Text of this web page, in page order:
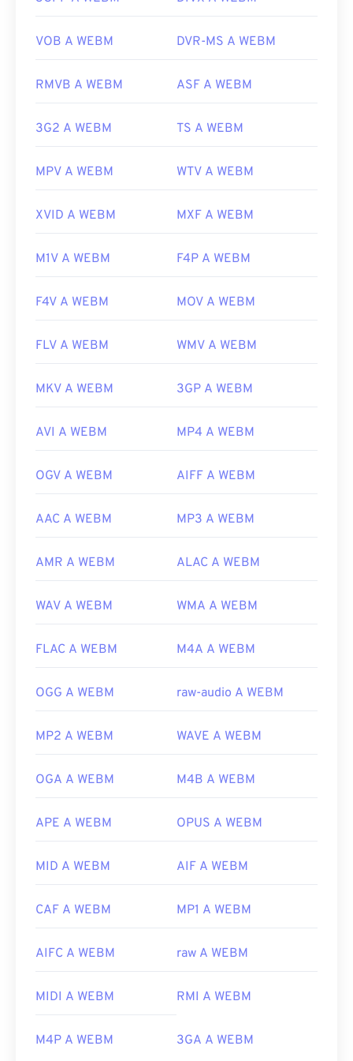
Link utili:
VOB A WEBM DVR-MS A WEBM
RMVB A WEBM ASF A WEBM
3G2 A WEBM TS A WEBM
MPV A WEBM WTV A WEBM
XVID A WEBM MXF A WEBM
M1V A WEBM F4P A WEBM
F4V A WEBM MOV A WEBM
FLV A WEBM WMV A WEBM
MKV A WEBM 3GP A WEBM
AVI A WEBM MP4 A WEBM
OGV A WEBM AIFF A WEBM
AAC A WEBM MP3 A WEBM
AMR A WEBM ALAC A WEBM
WAV A WEBM WMA A WEBM
FLAC A WEBM M4A A WEBM
OGG A WEBM raw-audio A WEBM
MP2 A WEBM WAVE A WEBM
OGA A WEBM M4B A WEBM
APE A WEBM OPUS A WEBM
MID A WEBM AIF A WEBM
CAF A WEBM MP1 A WEBM
AIFC A WEBM raw A WEBM
MIDI A WEBM RMI A WEBM
M4P A WEBM 3GA A WEBM